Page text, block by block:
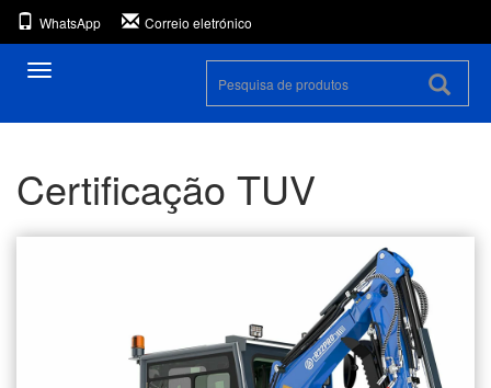
WhatsApp Correio eletrónico
Alternar
Certificação TUV